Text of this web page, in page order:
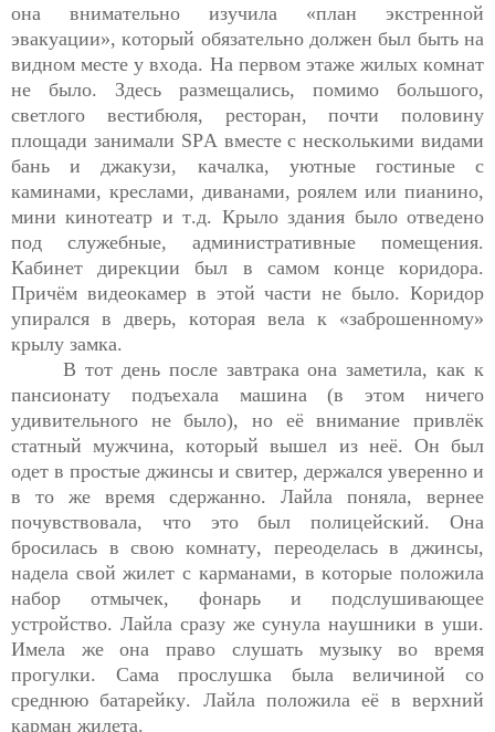
она внимательно изучила «план экстренной
эвакуации», который обязательно должен был быть на
видном месте у входа. На первом этаже жилых комнат
не было. Здесь размещались, помимо большого,
светлого вестибюля, ресторан, почти половину
площади занимали SPA вместе с несколькими видами
бань и джакузи, качалка,
каминами, креслами, диванами, роялем или пианино,
мини кинотеатр и т.д. Крыло здания было отведено
под служебные, административные помещения.
Кабинет дирекции был в самом конце коридора.
Причём видеокамер в этой части не было. Коридор
упирался в дверь, которая вела к «заброшенному»
крылу замка.
В тот день после завтрака она заметила, как к
пансионату подъехала машина (в этом ничего
удивительного не было), но её внимание привлёк
статный мужчина, который вышел из неё. Он был
одет в простые джинсы и свитер, держался уверенно и
в то же время сдержанно. Лайла поняла, вернее
почувствовала, что это был полицейский. Она
бросилась в свою комнату, переоделась в джинсы,
надела свой жилет с карманами, в которые положила
набор отмычек, фонарь и подслушивающее
устройство. Лайла сразу же сунула наушники в уши.
Имела же она право слушать музыку во время
прогулки. Сама прослушка была величиной со
среднюю батарейку. Лайла положила её в верхний
карман жилета.